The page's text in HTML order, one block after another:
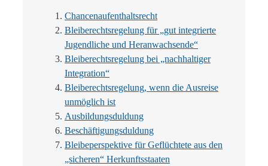
Chancenaufenthaltsrecht
Bleiberechtsregelung für „gut integrierte
Jugendliche und Heranwachsende“
Bleiberechtsregelung bei „nachhaltiger
Integration“
Bleiberechtsregelung, wenn die Ausreise
unmöglich ist
Ausbildungsduldung
Beschäftigungsduldung
Bleibeperspektive für Geflüchtete aus den
„sicheren“ Herkunftsstaaten